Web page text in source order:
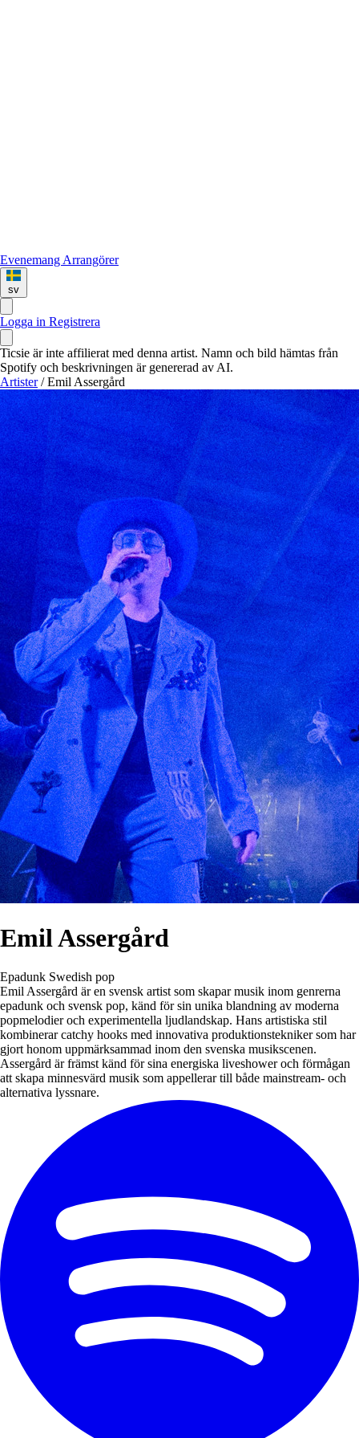
Evenemang Arrangörer
sv
Logga in Registrera
Ticsie är inte affilierat med denna artist. Namn och bild hämtas från
Spotify och beskrivningen är genererad av AI.
Artister / Emil Assergård
Emil Assergård
Epadunk Swedish pop
Emil Assergård är en svensk artist som skapar musik inom genrerna
epadunk och svensk pop, känd för sin unika blandning av moderna
popmelodier och experimentella ljudlandskap. Hans artistiska stil
kombinerar catchy hooks med innovativa produktionstekniker som har
gjort honom uppmärksammad inom den svenska musikscenen.
Assergård är främst känd för sina energiska liveshower och förmågan
att skapa minnesvärd musik som appellerar till både mainstream- och
alternativa lyssnare.